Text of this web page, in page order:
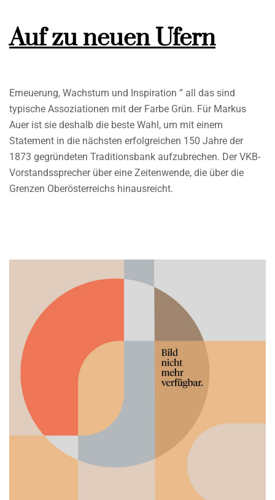
Auf zu neuen Ufern
Erneuerung, Wachstum und Inspiration ” all das sind
typische Assoziationen mit der Farbe Grün. Für Markus
Auer ist sie deshalb die beste Wahl, um mit einem
Statement in die nächsten erfolgreichen 150 Jahre der
1873 gegründeten Traditionsbank aufzubrechen. Der VKB-
Vorstandssprecher über eine Zeitenwende, die über die
Grenzen Oberösterreichs hinausreicht.